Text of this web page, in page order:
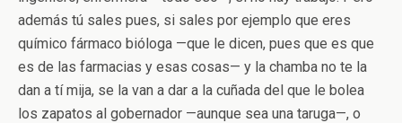
además tú sales pues, si sales por ejemplo que eres
químico fármaco bióloga —que le dicen, pues que es que
es de las farmacias y esas cosas— y la chamba no te la
dan a tí mija, se la van a dar a la cuñada del que le bolea
los zapatos al gobernador —aunque sea una taruga—, o